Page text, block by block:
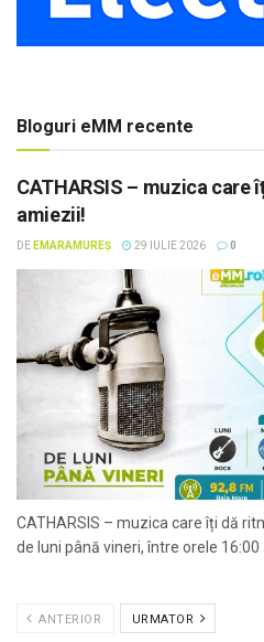
Bloguri eMM recente
CATHARSIS – muzica care
amiezii!
DE EMARAMUREȘ 29 IULIE 2026 0
CATHARSIS – muzica care îți dă
de luni până vineri, între orele 16:00
ANTERIOR URMATOR